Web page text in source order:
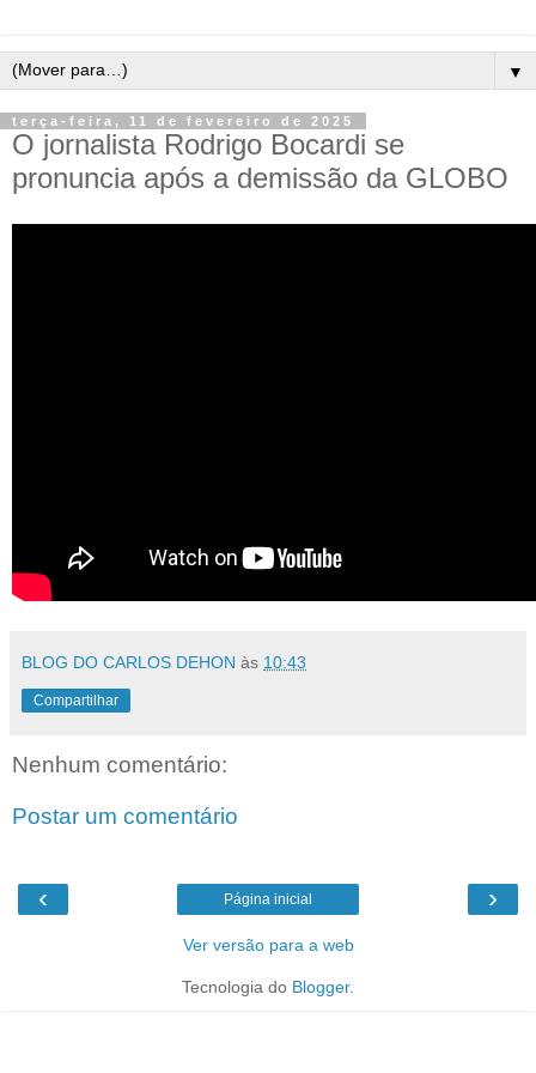
▼
terça-feira, 11 de fevereiro de 2025
O jornalista Rodrigo Bocardi se
pronuncia após a demissão da GLOBO
BLOG DO CARLOS DEHON às 10:43
Compartilhar
Nenhum comentário:
Postar um comentário
‹ ›
Página inicial
Ver versão para a web
Tecnologia do Blogger.